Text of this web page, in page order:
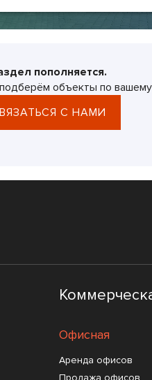
пополняется.
объекты по вашему
С НАМИ
Офисная
Аренда офисов
Продажа офисов